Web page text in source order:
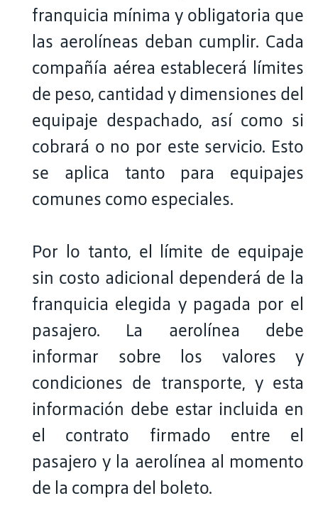
franquicia mínima y obligatoria que
las aerolíneas deban cumplir. Cada
compañía aérea establecerá límites
de peso, cantidad y dimensiones del
equipaje despachado, así como si
cobrará o no por este servicio. Esto
se aplica tanto para equipajes
comunes como especiales.
Por lo tanto, el límite de equipaje
sin costo adicional dependerá de la
franquicia elegida y pagada por el
pasajero. La aerolínea debe
informar sobre los valores y
condiciones de transporte, y esta
información debe estar incluida en
el contrato firmado entre el
pasajero y la aerolínea al momento
de la compra del boleto.